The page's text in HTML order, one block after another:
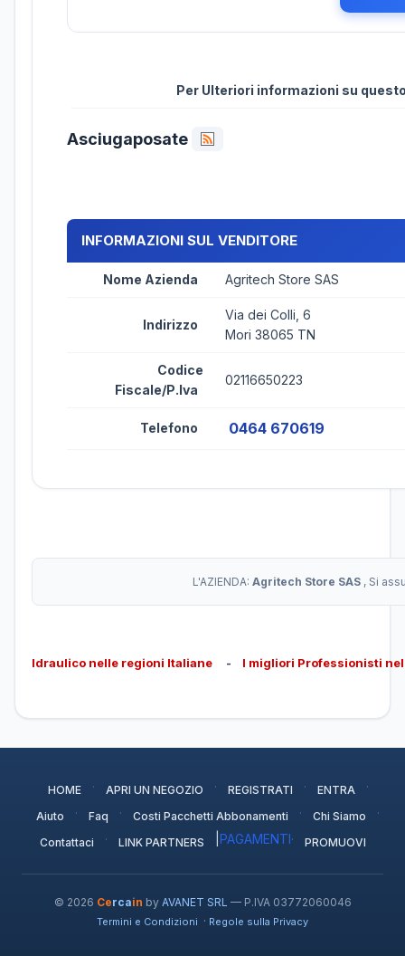
Per Ulteriori informazioni su
Asciugaposate
INFORMAZIONI SUL VENDITORE
Nome Azienda Agritech Store SAS
Indirizzo
Via dei Colli, 6
Mori 38065 TN
Codice
Fiscale/P.Iva
02116650223
Telefono 0464 670619
L'AZIENDA: Agritech Store SAS , Si
Idraulico nelle regioni Italiane - I migliori Professionisti
HOME · APRI UN NEGOZIO · REGISTRATI · ENTRA ·
Aiuto · Faq · Costi Pacchetti Abbonamenti · Chi Siamo ·
Contattaci · LINK PARTNERS PAGAMENTI· PROMUOVI
© 2026 Cercain by AVANET SRL — P.IVA 03772060046
Termini e Condizioni · Regole sulla Privacy